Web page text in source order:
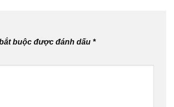
buộc được đánh dấu *